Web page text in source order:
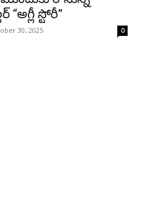
“అగ్లీ స్టోరీ”
30, 2025 0